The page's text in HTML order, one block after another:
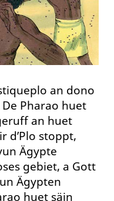
an dono
Pharao huet
an huet
d’Plo stoppt,
Ägypte
gebiet, a Gott
Ägypten
huet säin